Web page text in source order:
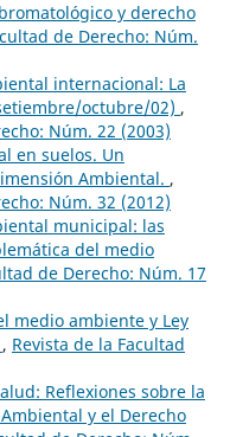
y derecho
de Derecho: Núm.
internacional: La
octubre/02) ,
Núm. 22 (2003)
en suelos. Un
Ambiental. ,
Núm. 32 (2012)
municipal: las
del medio
de Derecho: Núm. 17
medio ambiente y Ley
, Revista de la Facultad
Reflexiones sobre la
y el Derecho